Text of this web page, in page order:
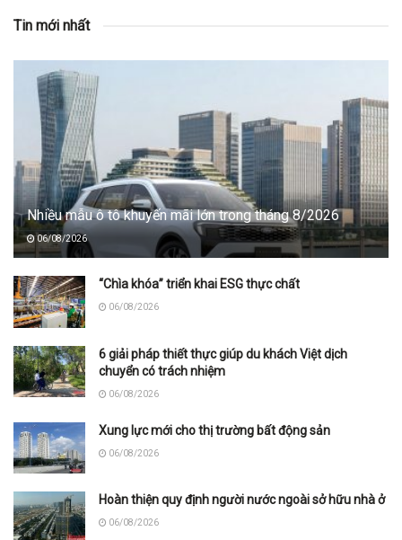
Tin mới nhất
Nhiều mẫu ô tô khuyến mãi lớn trong tháng 8/2026
06/08/2026
“Chìa khóa” triển khai ESG thực chất
06/08/2026
6 giải pháp thiết thực giúp du khách Việt dịch
chuyển có trách nhiệm
06/08/2026
Xung lực mới cho thị trường bất động sản
06/08/2026
Hoàn thiện quy định người nước ngoài sở hữu nhà ở
06/08/2026